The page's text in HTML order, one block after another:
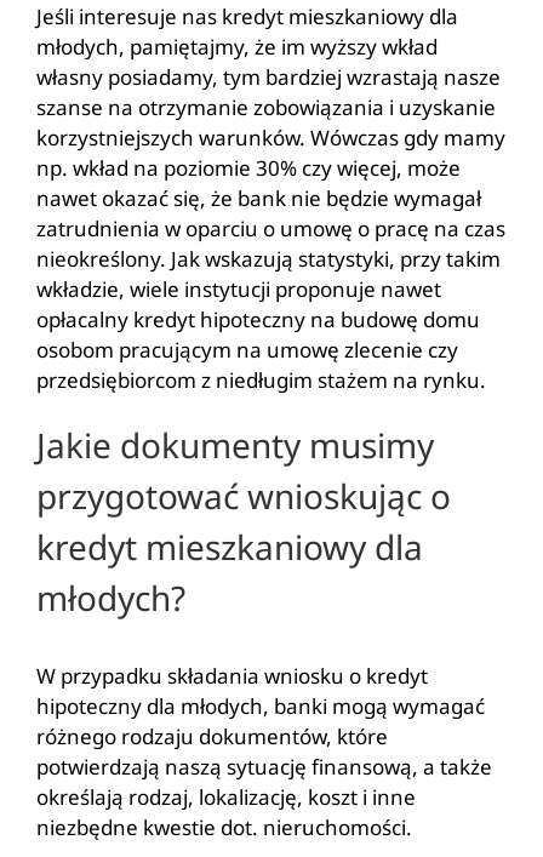
Jeśli interesuje nas kredyt mieszkaniowy dla
młodych, pamiętajmy, że im wyższy wkład
własny posiadamy, tym bardziej wzrastają nasze
szanse na otrzymanie zobowiązania i uzyskanie
korzystniejszych warunków. Wówczas gdy mamy
np. wkład na poziomie 30% czy więcej, może
nawet okazać się, że bank nie będzie wymagał
zatrudnienia w oparciu o umowę o pracę na czas
nieokreślony. Jak wskazują statystyki, przy takim
wkładzie, wiele instytucji proponuje nawet
opłacalny kredyt hipoteczny na budowę domu
osobom pracującym na umowę zlecenie czy
przedsiębiorcom z niedługim stażem na rynku.
Jakie dokumenty musimy
przygotować wnioskując o
kredyt mieszkaniowy dla
młodych?
W przypadku składania wniosku o kredyt
hipoteczny dla młodych, banki mogą wymagać
różnego rodzaju dokumentów, które
potwierdzają naszą sytuację finansową, a także
określają rodzaj, lokalizację, koszt i inne
niezbędne kwestie dot. nieruchomości.